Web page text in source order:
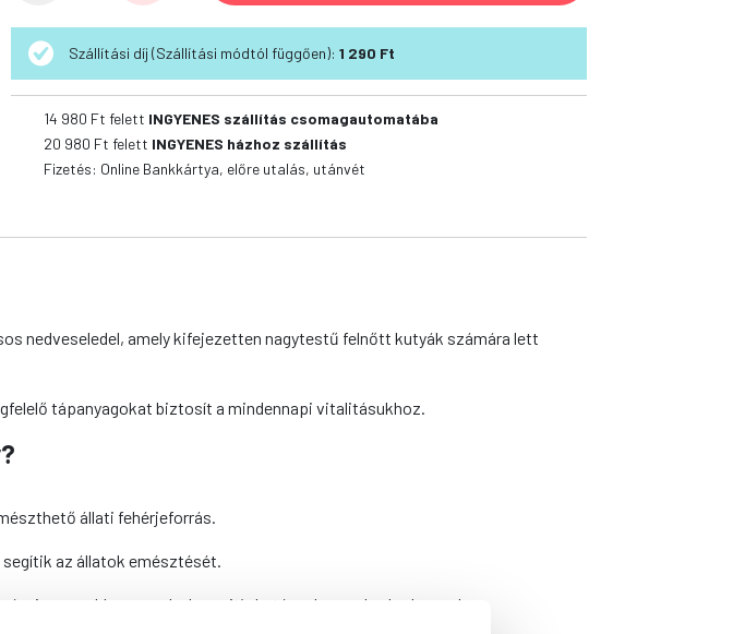
Sertés
mennyiség
Szállítási díj (Szállítási módtól függően):1 290 Ft
14 980 Ft felett INGYENES szállítás csomagautomatába
20 980 Ft felett INGYENES házhoz szállítás
Fizetés: Online Bankkártya, előre utalás, utánvét
nedveseledel, amely kifejezetten nagytestű felnőtt kutyák számára lett
tápanyagokat biztosít a mindennapi vitalitásukhoz.
?
állati fehérjeforrás.
az állatok emésztését.
anyagokban, amelyek pozitív hatással vannak a kedvencek